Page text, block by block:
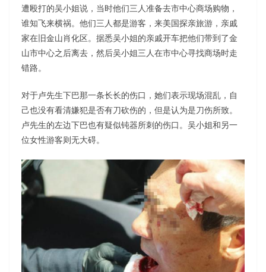
遭殴打的吴小姐说，当时他们三人准备去市中心商场购物，
谁知飞来横祸。他们三人都是游客，来美国探亲旅游，亲戚
家在旧金山肖化区。据悉吴小姐的亲戚开车把他们带到了金
山市中心之后离去，然后吴小姐三人在市中心寻找商场时走
错路。
对于卢先生下巴那一条长长的伤口，她们表示现场混乱，自
己也没有看清嫌犯是否有刀砍伤的，但是认为是刀伤所致。
卢先生的左边下巴也有疑似钝器所刺的伤口。吴小姐和另一
位女性游客则无大碍。